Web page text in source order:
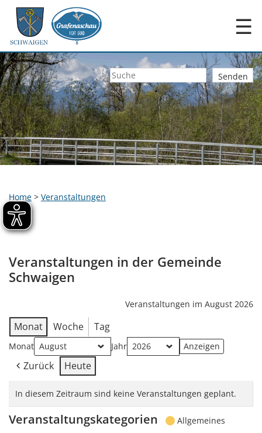
☰
Home > Veranstaltungen
Veranstaltungen in der Gemeinde
Schwaigen
Veranstaltungen im August 2026
Monat Woche Tag
Monat Jahr
Zurück Heute
In diesem Zeitraum sind keine Veranstaltungen geplant.
Veranstaltungskategorien
Allgemeines